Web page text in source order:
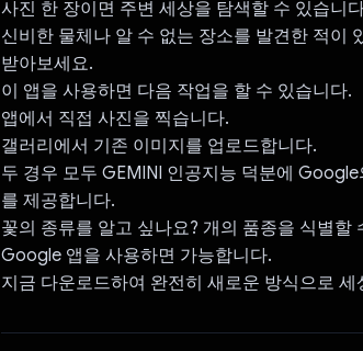
사진 한 장이면 주변 세상을 탐색할 수 있습니
신비한 물체나 알 수 없는 장소를 발견한 적이
받아보세요.
이 앱을 사용하면 다음 작업을 할 수 있습니다.
앱에서 직접 사진을 찍습니다.
갤러리에서 기존 이미지를 업로드합니다.
두 경우 모두 GEMINI 인공지능 덕분에
를 제공합니다.
꽃의 종류를 알고 싶나요? 개의 품종을 식별할
Google 앱을 사용하면 가능합니다.
지금 다운로드하여 완전히 새로운 방식으로 세